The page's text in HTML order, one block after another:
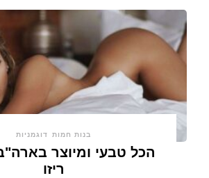
בנות חמות דוגמניות
הכל טבעי ומיוצר
ריזו